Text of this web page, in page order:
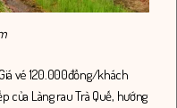
vé 120.000đồng/khách
Làng rau Trà Quế, hướng